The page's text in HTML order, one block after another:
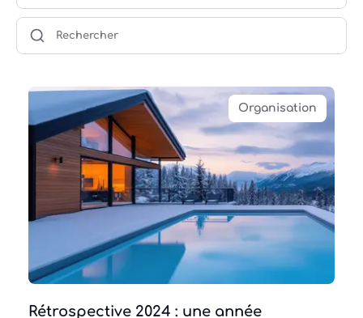
Organisation
Rétrospective 2024 : une année